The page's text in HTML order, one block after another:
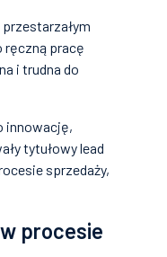
ręczną pracę
i trudna do
innowację,
tytułowy lead
sprzedaży,
procesie